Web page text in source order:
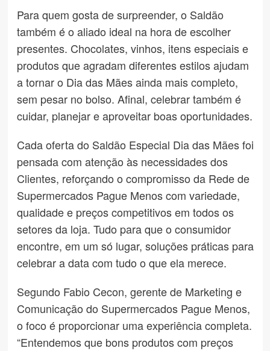
Para quem gosta de surpreender, o Saldão
também é o aliado ideal na hora de escolher
presentes. Chocolates, vinhos, itens especiais e
produtos que agradam diferentes estilos ajudam
a tornar o Dia das Mães ainda mais completo,
sem pesar no bolso. Afinal, celebrar também é
cuidar, planejar e aproveitar boas oportunidades.
Cada oferta do Saldão Especial Dia das Mães foi
pensada com atenção às necessidades dos
Clientes, reforçando o compromisso da Rede de
Supermercados Pague Menos com variedade,
qualidade e preços competitivos em todos os
setores da loja. Tudo para que o consumidor
encontre, em um só lugar, soluções práticas para
celebrar a data com tudo o que ela merece.
Segundo Fabio Cecon, gerente de Marketing e
Comunicação do Supermercados Pague Menos,
o foco é proporcionar uma experiência completa.
“Entendemos que bons produtos com preços